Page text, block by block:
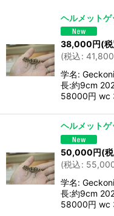
ヘルメット
38,000円(
(税込: 41,800
学名:
長:約9cm
58000円 wc
ヘルメット
50,000円(
(税込:
学名:
長:約9cm
58000円 wc